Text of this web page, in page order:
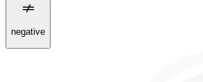
negative